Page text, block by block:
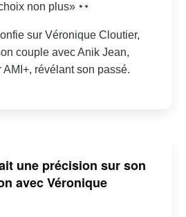
non plus»
sur Véronique Cloutier,
couple avec Anik Jean,
AMI+, révélant son passé.
une précision sur son
avec Véronique